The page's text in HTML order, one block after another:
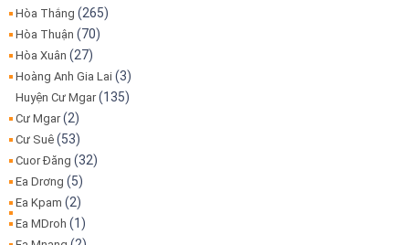
Hòa Thắng (265)
Hòa Thuận (70)
Hòa Xuân (27)
Hoàng Anh Gia Lai (3)
Huyện Cư Mgar(135)
Cư Mgar(2)
Cư Suê (53)
Cuor Đăng (32)
Ea Drơng (5)
Ea Kpam (2)
Ea MDroh (1)